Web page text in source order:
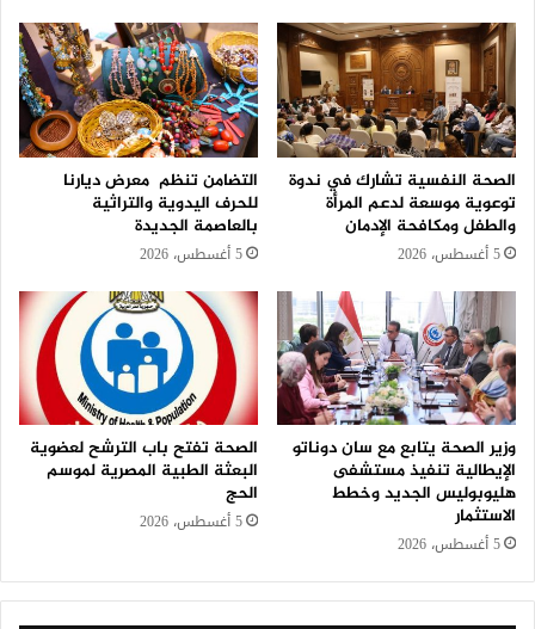
الصحة النفسية تشارك في ندوة
توعوية موسعة لدعم المرأة
والطفل ومكافحة الإدمان
5 أغسطس، 2026
التضامن تنظم معرض ديارنا
للحرف اليدوية والتراثية
بالعاصمة الجديدة
5 أغسطس، 2026
وزير الصحة يتابع مع سان دوناتو
الإيطالية تنفيذ مستشفى
هليوبوليس الجديد وخطط
الاستثمار
5 أغسطس، 2026
الصحة تفتح باب الترشح لعضوية
البعثة الطبية المصرية لموسم
الحج
5 أغسطس، 2026